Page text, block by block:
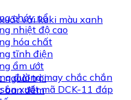
cháy nổ
nhiệt độ cao
hóa chất
tĩnh điện
ẩm ướt
ngoài trời
ban đêm
vải kaki màu xanh